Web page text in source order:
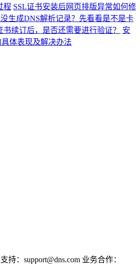
程 SSL证书安装后网页排版异常如何修
生成DNS解析记录？先看看是不是卡
书续订后，是否还需要进行验证？
安
体表现及解决办法
持：support@dns.com 业务合作：